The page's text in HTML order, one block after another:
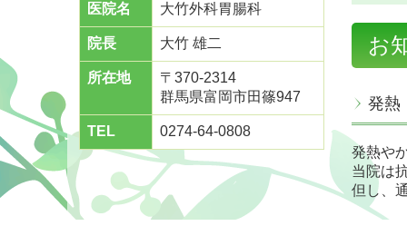
医院名 大竹外科胃腸科
院長 大竹 雄二
所在地
〒370-2314
群馬県富岡市田篠947
TEL 0274-64-0808
お
発熱
発熱や
当院は
但し、